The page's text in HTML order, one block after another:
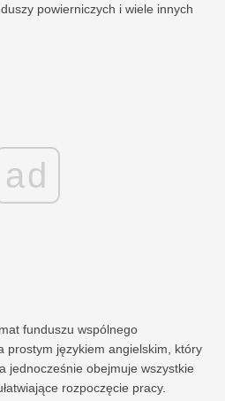
powierniczych i wiele innych
ad
funduszu wspólnego
prostym językiem angielskim, który
jednocześnie obejmuje wszystkie
rozpoczęcie pracy.